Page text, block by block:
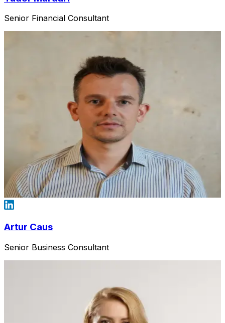
Senior Financial Consultant
Artur Caus
Senior Business Consultant